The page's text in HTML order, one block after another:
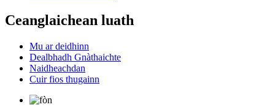
Ceanglaichean luath
Mu ar deidhinn
Dealbhadh Gnàthaichte
Naidheachdan
Cuir fios thugainn